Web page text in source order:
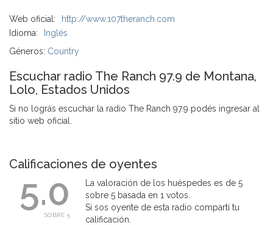
Web oficial:
http://www.107theranch.com
Idioma:
Inglés
Géneros: Country
Escuchar radio The Ranch 97.9 de Montana,
Lolo, Estados Unidos
Si no lográs escuchar la radio The Ranch 97.9 podés ingresar al
sitio web oficial.
Calificaciones de oyentes
5.0
SOBRE 5
La valoración de los huéspedes es de 5
sobre 5 basada en 1 votos.
Si sos oyente de esta radio compartí tu
calificación.